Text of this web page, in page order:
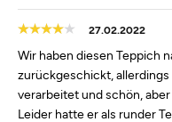
27.02.2022
Wir haben diesen Teppich
zurückgeschickt,
verarbeitet und schön,
Leider hatte er als runder